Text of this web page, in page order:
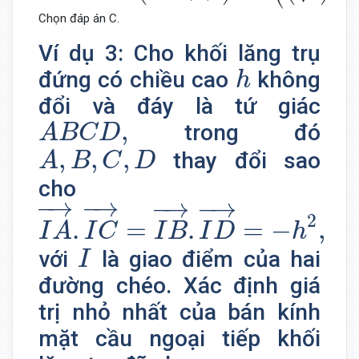
Chọn đáp án C.
Ví dụ 3: Cho khối lăng trụ
đứng có chiều cao h
hkhông
đổi và đáy là tứ giác
ABCD,
ABCD, trong đó
A, B, C, D
A,B,C,D
thay đổi sao
cho
−→
IA.
−→
IC =
−→
IB.
−→
ID = −h2,
IA→.IC =IB→.ID
với I
I
là giao điểm của hai
đường chéo. Xác định giá
trị nhỏ nhất của bán kính
mặt cầu ngoại tiếp khối